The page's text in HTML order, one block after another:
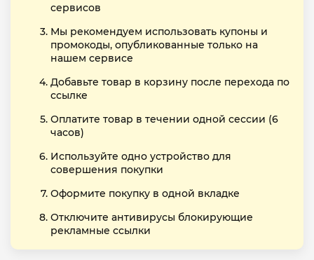
сервисов
Мы рекомендуем использовать купоны и
промокоды, опубликованные только на
нашем сервисе
Добавьте товар в корзину после перехода по
ссылке
Оплатите товар в течении одной сессии (6
часов)
Используйте одно устройство для
совершения покупки
Оформите покупку в одной вкладке
Отключите антивирусы блокирующие
рекламные ссылки